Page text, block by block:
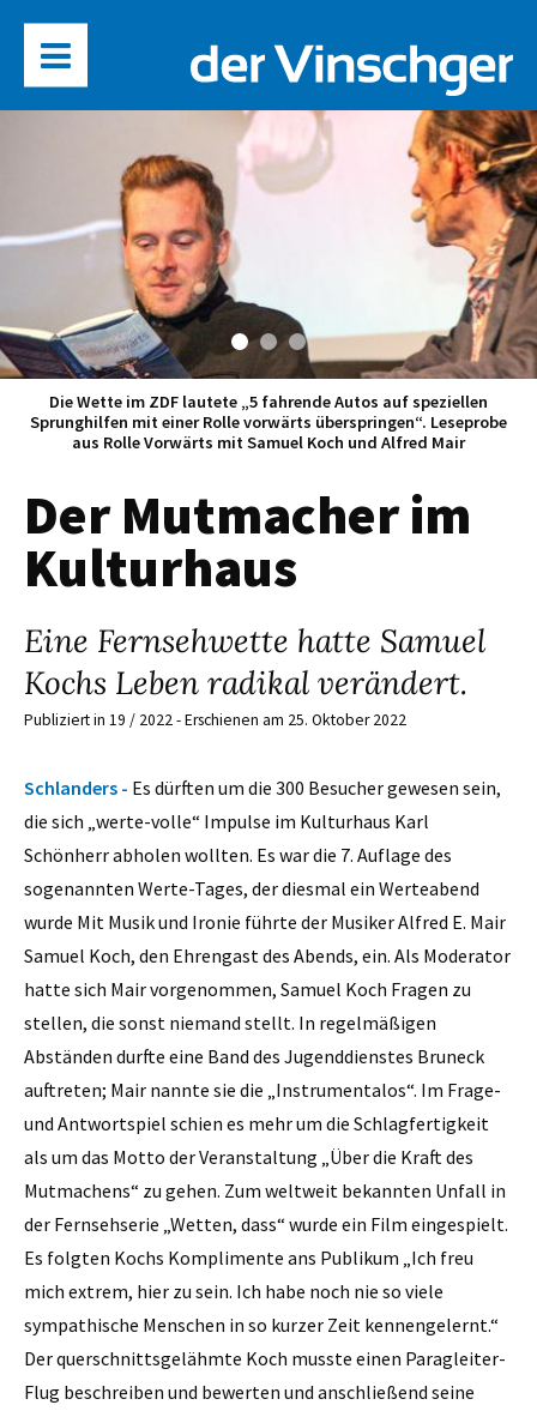
Die Wette im ZDF lautete „5 fahrende Autos auf speziellen
Sprunghilfen mit einer Rolle vorwärts überspringen“. Leseprobe
aus Rolle Vorwärts mit Samuel Koch und Alfred Mair
Der Mutmacher im
Kulturhaus
Eine Fernsehwette hatte Samuel
Kochs Leben radikal verändert.
Publiziert in 19 / 2022 - Erschienen am 25. Oktober 2022
Schlanders - Es dürften um die 300 Besucher gewesen sein,
die sich „werte-volle“ Impulse im Kulturhaus Karl
Schönherr abholen wollten. Es war die 7. Auflage des
sogenannten Werte-Tages, der diesmal ein Werteabend
wurde Mit Musik und Ironie führte der Musiker Alfred E. Mair
Samuel Koch, den Ehrengast des Abends, ein. Als Moderator
hatte sich Mair vorgenommen, Samuel Koch Fragen zu
stellen, die sonst niemand stellt. In regelmäßigen
Abständen durfte eine Band des Jugenddienstes Bruneck
auftreten; Mair nannte sie die „Instrumentalos“. Im Frage-
und Antwortspiel schien es mehr um die Schlagfertigkeit
als um das Motto der Veranstaltung „Über die Kraft des
Mutmachens“ zu gehen. Zum weltweit bekannten Unfall in
der Fernsehserie „Wetten, dass“ wurde ein Film eingespielt.
Es folgten Kochs Komplimente ans Publikum „Ich freu
mich extrem, hier zu sein. Ich habe noch nie so viele
sympathische Menschen in so kurzer Zeit kennengelernt.“
Der querschnittsgelähmte Koch musste einen Paragleiter-
Flug beschreiben und bewerten und anschließend seine